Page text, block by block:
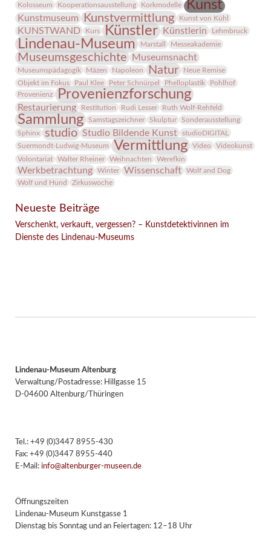
Kolosseum
Kooperationsausstellung Korkmodelle Kunst
Kunstmuseum Kunstvermittlung Kunst von Kühl
KUNSTWAND Kurs Künstler Künstlerin Lehmbruck
Lindenau-Museum Marstall Messeakademie
Museumsgeschichte Museumsnacht
Museumspädagogik Mäzen Napoleon Natur
Neue Remise
Objekt im Fokus
Paul Klee Peter Schnürpel Phelloplastik
Pohlhof
Provenienz
Provenienzforschung
Restaurierung Restitution Rudi Lesser Ruth Wolf-Rehfeld
Sammlung Samstagszeichner Skulptur
Sonderausstellung
Sphinx
studio Studio Bildende Kunst
studioDIGITAL
Suermondt-Ludwig-Museum
Vermittlung Video
Videokunst
Volontariat
Walter Rheiner Weihnachten Werefkin
Werkbetrachtung Winter Wissenschaft
Wolf and Dog
Wolf und Hund
Zirkuswoche
Neueste Beiträge
Verschenkt, verkauft, vergessen? – Kunstdetektivinnen im
Dienste des Lindenau-Museums
Lindenau-Museum Altenburg
Verwaltung/Postadresse: Hillgasse 15
D-04600 Altenburg/Thüringen
Tel.: +49 (0)3447 8955-430
Fax: +49 (0)3447 8955-440
E-Mail: info@altenburger-museen.de
Öffnungszeiten
Lindenau-Museum Kunstgasse 1
Dienstag bis Sonntag und an Feiertagen: 12–18 Uhr